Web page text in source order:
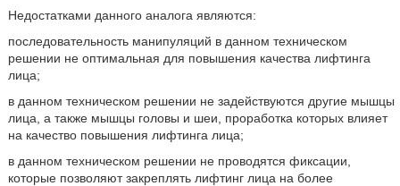
Недостатками данного аналога являются:
последовательность манипуляций в данном техническом
решении не оптимальная для повышения качества лифтинга
лица;
в данном техническом решении не задействуются другие мышцы
лица, а также мышцы головы и шеи, проработка которых влияет
на качество повышения лифтинга лица;
в данном техническом решении не проводятся фиксации,
которые позволяют закреплять лифтинг лица на более